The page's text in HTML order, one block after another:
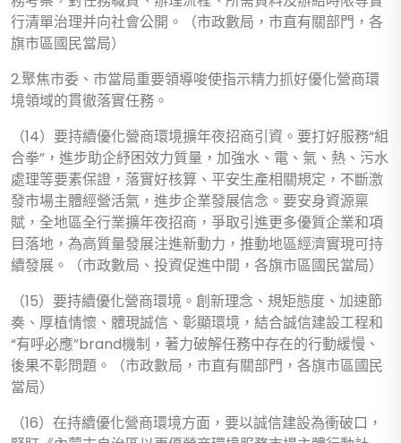
行清單治理并向社會公開。（市政數局，市直有關部門，各
旗市區國民當局）
2.聚焦市委、市當局重要領導唆使指示精力抓好優化營商環
境領域的貫徹落實任務。
（14）要持續優化營商環境擴年夜招商引資。要打好服務“組
合拳”，進步助企紓困效力質量，加強水、電、氣、熱、污水
處理等要素保證，落實好核算、平安生產相關規定，不斷激
發市場主體經營活氣，進步企業發展信念。要安身資源稟
賦，全地區全行業擴年夜招商，爭取引進更多優質企業和項
目落地，為高質量發展注進新動力，推動地區經濟實現可持
續發展。（市政數局、投資促進中間，各旗市區國民當局）
（15）要持續優化營商環境。創新理念、規矩態度、加速節
奏、厚植情懷、體現誠信、彰顯環境，結合誠信建設工程和
“有呼必應”brand機制，著力破解任務中存在的行動緩慢、
後果不彰問題。（市政數局，市直有關部門，各旗市區國民
當局）
（16）在持續優化營商環境方面，要以誠信建設為衝破口，